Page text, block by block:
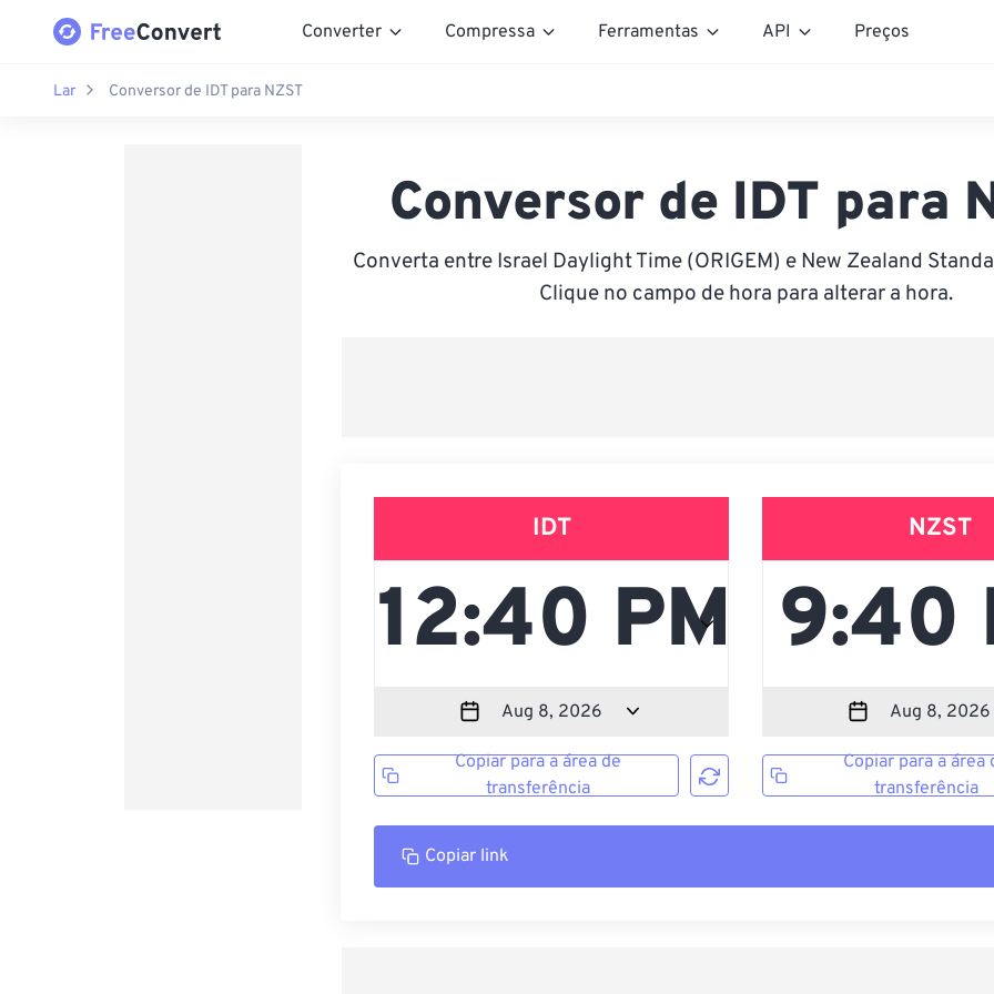
Converter Compressa Ferramentas API Preços
Lar Conversor de IDT para NZST
Conversor de IDT para
Converta entre Israel Daylight Time (ORIGEM) e New Zealand
Clique no campo de hora para alterar a hora.
IDT
Copiar para a área de
transferência
NZST
Copiar para a área
transferência
Copiar link